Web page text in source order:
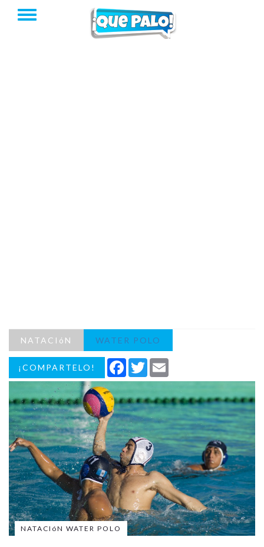
NATACIóN WATER POLO
¡COMPARTELO! Facebook
Twitter
NATACIóN WATER POLO